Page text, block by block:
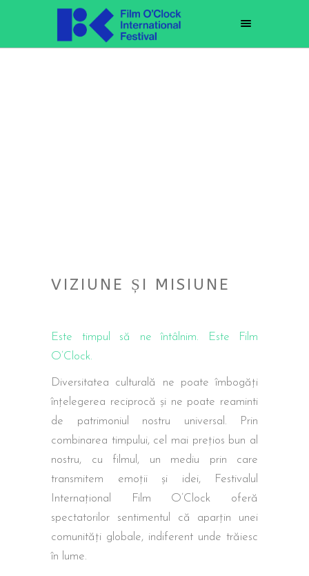
VIZIUNE ȘI MISIUNE
Este timpul să ne întâlnim. Este Film
O’Clock.
Diversitatea culturală ne poate îmbogăți
înțelegerea reciprocă și ne poate reaminti
de patrimoniul nostru universal. Prin
combinarea timpului, cel mai prețios bun al
nostru, cu filmul, un mediu prin care
transmitem emoții și idei, Festivalul
Internațional Film O’Clock oferă
spectatorilor sentimentul că aparțin unei
comunități globale, indiferent unde trăiesc
în lume.